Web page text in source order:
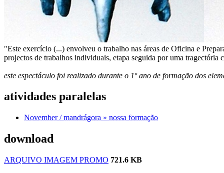
"Este exercício (...) envolveu o trabalho nas áreas de Oficina e
projectos de trabalhos individuais, etapa seguida por uma
este espectáculo foi realizado durante o 1º ano de formação dos
atividades paralelas
November / mandrágora » nossa formação
download
ARQUIVO IMAGEM PROMO 721.6 KB